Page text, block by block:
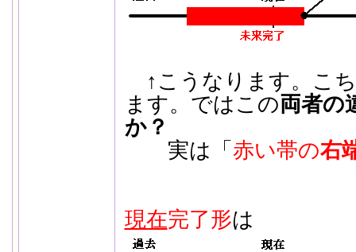
↑こうなります。こ
ます。ではこの両者の
か？
実は「 赤い帯の右
現在完了形は